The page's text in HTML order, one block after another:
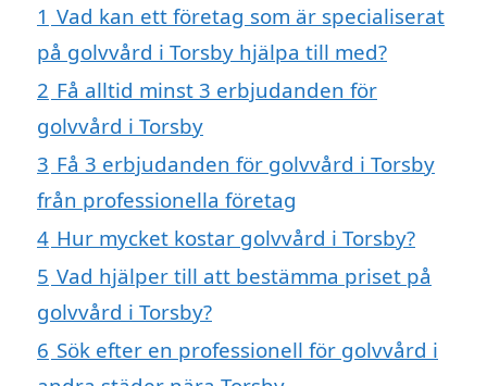
1 Vad kan ett företag som är specialiserat
på golvvård i Torsby hjälpa till med?
2 Få alltid minst 3 erbjudanden för
golvvård i Torsby
3 Få 3 erbjudanden för golvvård i Torsby
från professionella företag
4 Hur mycket kostar golvvård i Torsby?
5 Vad hjälper till att bestämma priset på
golvvård i Torsby?
6 Sök efter en professionell för golvvård i